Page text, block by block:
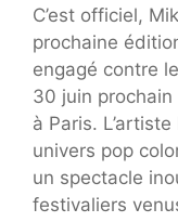
C’est officiel,
prochaine
engagé contre
30 juin prochain
à Paris.
univers pop
un spectacle
festivaliers